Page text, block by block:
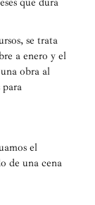
se trata
a enero y el
obra al
para
el
de una cena